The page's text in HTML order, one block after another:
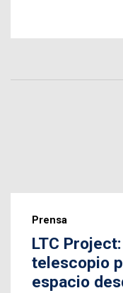
Prensa
LTC
telescopio
espacio